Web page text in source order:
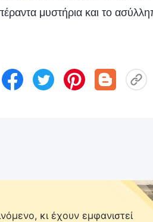
μυστήρια και το
κι έχουν εμφανιστεί